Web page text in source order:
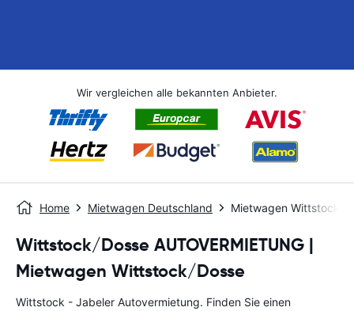
Wir vergleichen alle bekannten Anbieter.
Home Mietwagen Deutschland Mietwagen Wittstock -
Wittstock/Dosse AUTOVERMIETUNG |
Mietwagen Wittstock/Dosse
Wittstock - Jabeler Autovermietung. Finden Sie einen